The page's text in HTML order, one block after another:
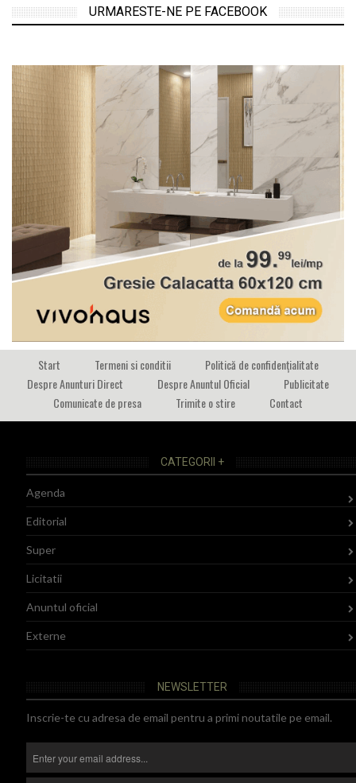
URMARESTE-NE PE FACEBOOK
Start Termeni si conditii
Politică de confidențialitate
Despre Anunturi Direct
Despre Anuntul Oficial
Publicitate
Comunicate de presa
Trimite o stire Contact
CATEGORII +
Agenda
Editorial
Super
Licitatii
Anuntul oficial
Externe
NEWSLETTER
Inscrie-te cu adresa de email pentru a primi noutatile pe email.